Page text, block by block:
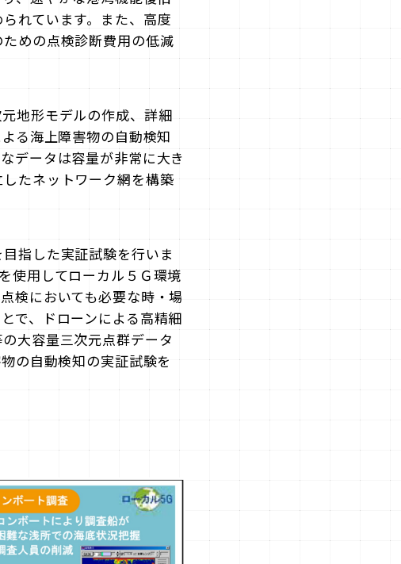
れています。また、高度
めの点検診断費用の低減
地形モデルの作成、詳細
る海上障害物の自動検知
データは容量が非常に⼤き
たネットワーク網を構築
指した実証試験を行いま
使用してローカル５Ｇ環境
検においても必要な時・場
で、ドローンによる⾼精細
大容量三次元点群データ
の自動検知の実証試験を